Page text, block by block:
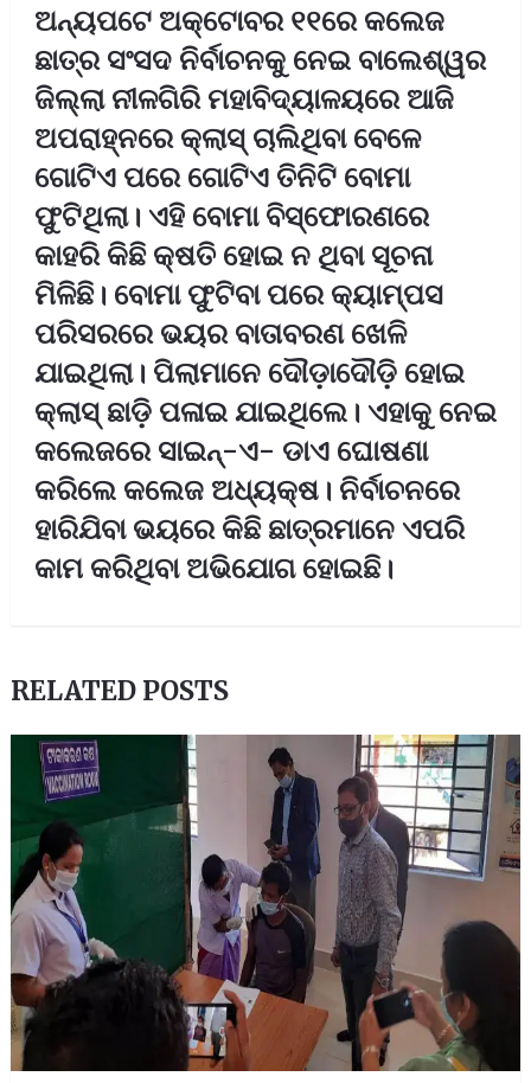
ଅନ୍ୟପଟେ ଅକ୍ଟୋବର ୧୧ରେ କଲେଜ
ଛାତ୍ର ସଂସଦ ନିର୍ବାଚନକୁ ନେଇ ବାଲେଶ୍ୱର
ଜିଲ୍ଲା ନୀଳଗିରି ମହାବିଦ୍ୟାଳୟରେ ଆଜି
ଅପରାହ୍ନରେ କ୍ଲାସ୍‌ ଚାଲିଥିବା ବେଳେ
ଗୋଟିଏ ପରେ ଗୋଟିଏ ତିନିଟି ବୋମା
ଫୁଟିଥିଲା। ଏହି ବୋମା ବିସ୍ଫୋରଣରେ
କାହରି କିଛି କ୍ଷତି ହୋଇ ନ ଥିବା ସୂଚନା
ମିଳିଛି। ବୋମା ଫୁଟିବା ପରେ କ୍ୟାମ୍ପସ
ପରିସରରେ ଭୟର ବାତାବରଣ ଖେଳି
ଯାଇଥିଲା। ପିଲାମାନେ ଦୌଡ଼ାଦୌଡ଼ି ହୋଇ
କ୍ଲାସ୍‌ ଛାଡ଼ି ପଳାଇ ଯାଇଥିଲେ। ଏହାକୁ ନେଇ
କଲେଜରେ ସାଇନ୍‌-ଏ- ଡାଏ ଘୋଷଣା
କରିଲେ କଲେଜ ଅଧ୍ୟକ୍ଷ। ନିର୍ବାଚନରେ
ହାରିଯିବା ଭୟରେ କିଛି ଛାତ୍ରମାନେ ଏପରି
କାମ କରିଥିବା ଅଭିଯୋଗ ହୋଇଛି।
RELATED POSTS